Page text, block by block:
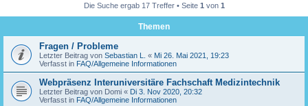
Die Suche ergab 17 Treffer • Seite 1 von 1
Themen
Fragen / Probleme
Letzter Beitrag von Sebastian L. « Mi 26. Mai 2021, 19:23
Verfasst in FAQ/Allgemeine Informationen
Webpräsenz Interuniversitäre Fachschaft Medizintechnik
Letzter Beitrag von Domi « Di 3. Nov 2020, 20:32
Verfasst in FAQ/Allgemeine Informationen